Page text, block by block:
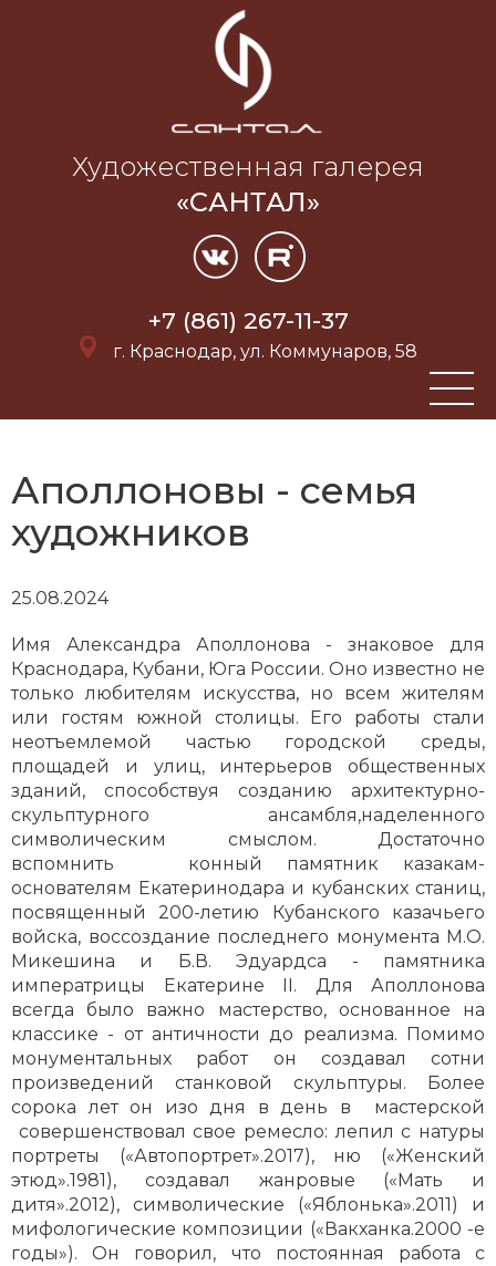
Художественная галерея
«САНТАЛ»
+7 (861) 267-11-37
г. Краснодар, ул. Коммунаров, 58
Аполлоновы - семья
художников
25.08.2024
Имя Александра Аполлонова - знаковое для
Краснодара, Кубани, Юга России. Оно известно не
только любителям искусства, но всем жителям
или гостям южной столицы. Его работы стали
неотъемлемой частью городской среды,
площадей и улиц, интерьеров общественных
зданий, способствуя созданию архитектурно-
скульптурного ансамбля,наделенного
символическим смыслом. Достаточно
вспомнить конный памятник казакам-
основателям Екатеринодара и кубанских станиц,
посвященный 200-летию Кубанского казачьего
войска, воссоздание последнего монумента М.О.
Микешина и Б.В. Эдуардса - памятника
императрицы Екатерине II. Для Аполлонова
всегда было важно мастерство, основанное на
классике - от античности до реализма. Помимо
монументальных работ он создавал сотни
произведений станковой скульптуры. Более
сорока лет он изо дня в день в мастерской
совершенствовал свое ремесло: лепил с натуры
портреты («Автопортрет».2017), ню («Женский
этюд».1981), создавал жанровые («Мать и
дитя».2012), символические («Яблонька».2011) и
мифологические композиции («Вакханка.2000 -е
годы»). Он говорил, что постоянная работа с